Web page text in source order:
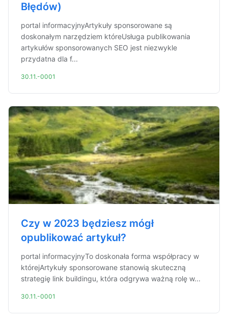
Błędów)
portal informacyjnyArtykuły sponsorowane są
doskonałym narzędziem któreUsługa publikowania
artykułów sponsorowanych SEO jest niezwykle
przydatna dla f...
30.11.-0001
Czy w 2023 będziesz mógł
opublikować artykuł?
portal informacyjnyTo doskonała forma współpracy w
którejArtykuły sponsorowane stanowią skuteczną
strategię link buildingu, która odgrywa ważną rolę w...
30.11.-0001